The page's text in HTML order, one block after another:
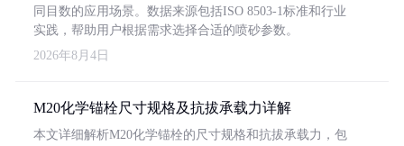
同目数的应用场景。数据来源包括ISO 8503-1标准和行业
实践，帮助用户根据需求选择合适的喷砂参数。
2026年8月4日
M20化学锚栓尺寸规格及抗拔承载力详解
本文详细解析M20化学锚栓的尺寸规格和抗拔承载力，包